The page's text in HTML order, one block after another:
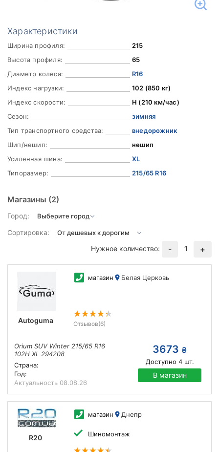
Характеристики
Ширина профиля:
215
Высота профиля:
65
Диаметр колеса:
R16
Индекс нагрузки:
102 (850 кг)
Индекс скорости:
H (210 км/час)
Сезон:
зимняя
Тип транспортного средства:
внедорожник
Шип/нешип:
нешип
Усиленная шина:
XL
Типоразмер:
215/65 R16
Магазины (2)
Город:
Сортировка:
Нужное количество:
- 1 +
Autoguma
магазин Белая Церковь
Отзывов(6)
Orium SUV Winter 215/65 R16
102H XL 294208
Страна:
Год:
Актуальность 08.08.26
3673 ₴
Доступно 4шт.
В магазин
R20
магазин Днепр
Шиномонтаж